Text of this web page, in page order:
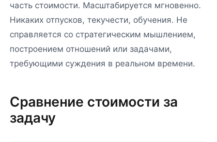
часть стоимости. Масштабируется мгновенно.
Никаких отпусков, текучести, обучения. Не
справляется со стратегическим мышлением,
построением отношений или задачами,
требующими суждения в реальном времени.
Сравнение стоимости за
задачу